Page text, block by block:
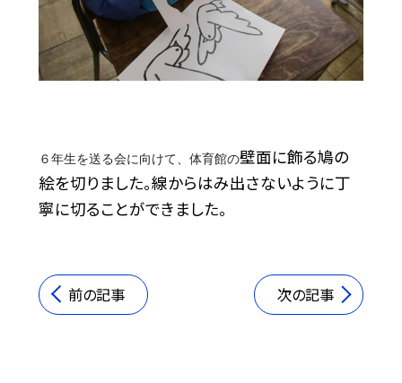
６年生を送る会に向けて、体育館の壁面に飾る鳩の
絵を切りました。線からはみ出さないように丁
寧に切ることができました。
前の記事 次の記事